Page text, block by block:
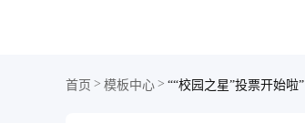
首页 > 模板中心 > ““校园之星”投票开始啦”